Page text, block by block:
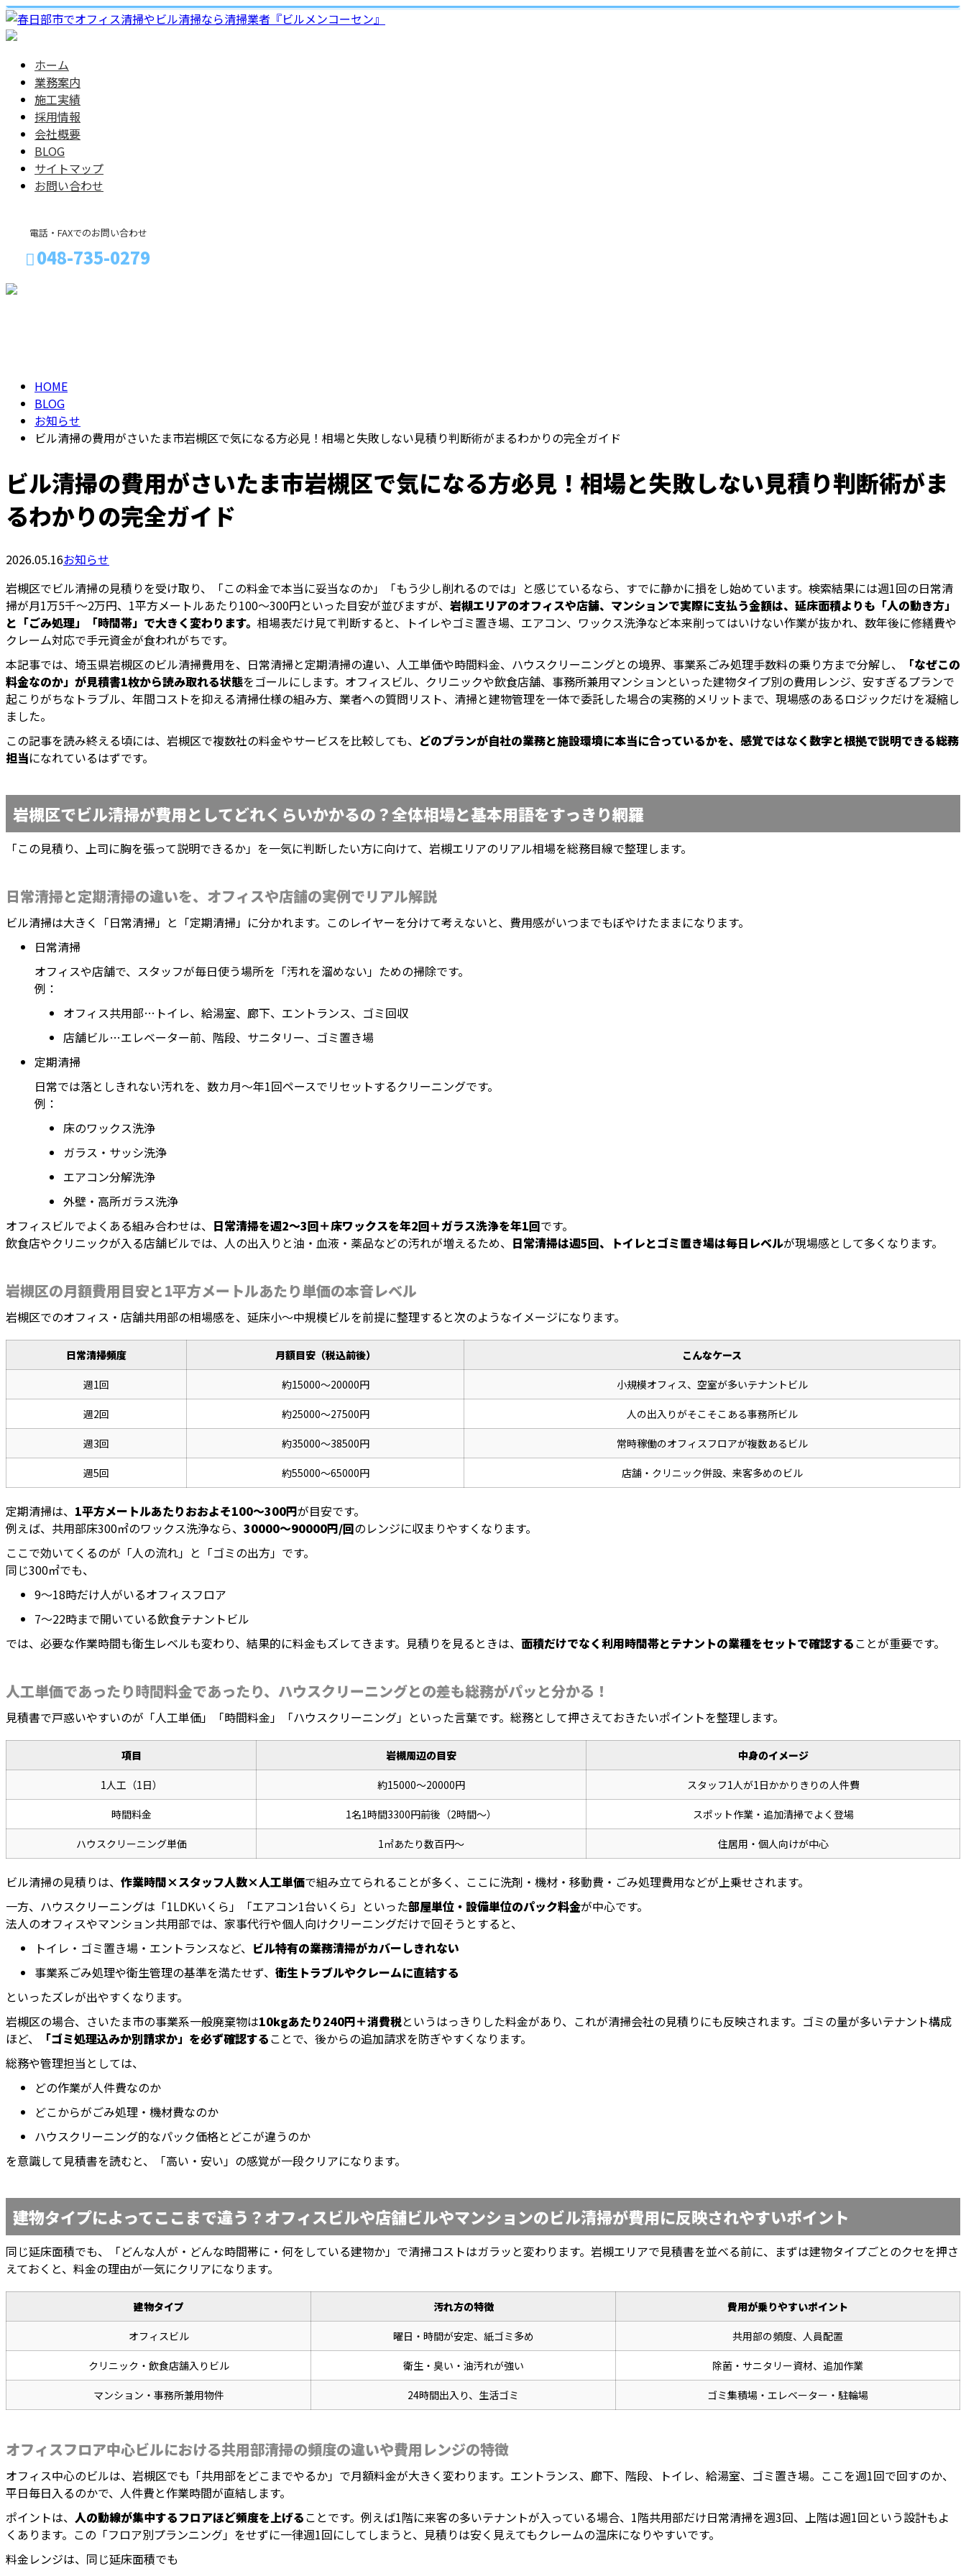
ホーム
業務案内
施工実績
採用情報
会社概要
BLOG
サイトマップ
お問い合わせ
電話・FAXでのお問い合わせ
048-735-0279
HOME
BLOG
お知らせ
ビル清掃の費用がさいたま市岩槻区で気になる方必見！相場と失敗しない見積り判断術がまるわかりの完全ガイド
ビル清掃の費用がさいたま市岩槻区で気になる方必見！相場と失敗しない見積り判断術がま
るわかりの完全ガイド
2026.05.16お知らせ
岩槻区でビル清掃の見積りを受け取り、「この料金で本当に妥当なのか」「もう少し削れるのでは」と感じているなら、すでに静かに損をし始めています。検索結果には週1回の日常清
掃が月1万5千〜2万円、1平方メートルあたり100〜300円といった目安が並びますが、 岩槻エリアのオフィスや店舗、マンションで実際に支払う金額は、延床面積よりも「人の動き方」
と「ごみ処理」「時間帯」で大きく変わります。 相場表だけ見て判断すると、トイレやゴミ置き場、エアコン、ワックス洗浄など本来削ってはいけない作業が抜かれ、数年後に修繕費や
クレーム対応で手元資金が食われがちです。
本記事では、埼玉県岩槻区のビル清掃費用を、日常清掃と定期清掃の違い、人工単価や時間料金、ハウスクリーニングとの境界、事業系ごみ処理手数料の乗り方まで分解し、
「なぜこの
料金なのか」が見積書1枚から読み取れる状態をゴールにします。オフィスビル、クリニックや飲食店舗、事務所兼用マンションといった建物タイプ別の費用レンジ、安すぎるプランで
起こりがちなトラブル、年間コストを抑える清掃仕様の組み方、業者への質問リスト、清掃と建物管理を一体で委託した場合の実務的メリットまで、現場感のあるロジックだけを凝縮し
ました。
この記事を読み終える頃には、岩槻区で複数社の料金やサービスを比較しても、 どのプランが自社の業務と施設環境に本当に合っているかを、感覚ではなく数字と根拠で説明できる総務
担当になれているはずです。
岩槻区でビル清掃が費用としてどれくらいかかるの？全体相場と基本用語をすっきり網羅
「この見積り、上司に胸を張って説明できるか」を一気に判断したい方に向けて、岩槻エリアのリアル相場を総務目線で整理します。
日常清掃と定期清掃の違いを、オフィスや店舗の実例でリアル解説
ビル清掃は大きく「日常清掃」と「定期清掃」に分かれます。このレイヤーを分けて考えないと、費用感がいつまでもぼやけたままになります。
日常清掃
オフィスや店舗で、スタッフが毎日使う場所を「汚れを溜めない」ための掃除です。
例：
オフィス共用部…トイレ、給湯室、廊下、エントランス、ゴミ回収
店舗ビル…エレベーター前、階段、サニタリー、ゴミ置き場
定期清掃
日常では落としきれない汚れを、数カ月〜年1回ペースでリセットするクリーニングです。
例：
床のワックス洗浄
ガラス・サッシ洗浄
エアコン分解洗浄
外壁・高所ガラス洗浄
オフィスビルでよくある組み合わせは、 日常清掃を週2〜3回＋床ワックスを年2回＋ガラス洗浄を年1回です。
飲食店やクリニックが入る店舗ビルでは、人の出入りと油・血液・薬品などの汚れが増えるため、 日常清掃は週5回、トイレとゴミ置き場は毎日レベルが現場感として多くなります。
岩槻区の月額費用目安と1平方メートルあたり単価の本音レベル
岩槻区でのオフィス・店舗共用部の相場感を、延床小〜中規模ビルを前提に整理すると次のようなイメージになります。
日常清掃頻度 月額目安（税込前後） こんなケース
週1回 約15000～20000円 小規模オフィス、空室が多いテナントビル
週2回 約25000～27500円 人の出入りがそこそこある事務所ビル
週3回 約35000～38500円 常時稼働のオフィスフロアが複数あるビル
週5回 約55000～65000円 店舗・クリニック併設、来客多めのビル
定期清掃は、 1平方メートルあたりおおよそ100～300円が目安です。
例えば、共用部床300㎡のワックス洗浄なら、 30000～90000円/回のレンジに収まりやすくなります。
ここで効いてくるのが「人の流れ」と「ゴミの出方」です。
同じ300㎡でも、
9～18時だけ人がいるオフィスフロア
7～22時まで開いている飲食テナントビル
では、必要な作業時間も衛生レベルも変わり、結果的に料金もズレてきます。見積りを見るときは、 面積だけでなく利用時間帯とテナントの業種をセットで確認することが重要です。
人工単価であったり時間料金であったり、ハウスクリーニングとの差も総務がパッと分かる！
見積書で戸惑いやすいのが「人工単価」「時間料金」「ハウスクリーニング」といった言葉です。総務として押さえておきたいポイントを整理します。
項目 岩槻周辺の目安 中身のイメージ
1人工（1日） 約15000～20000円 スタッフ1人が1日かかりきりの人件費
時間料金 1名1時間3300円前後（2時間～） スポット作業・追加清掃でよく登場
ハウスクリーニング単価 1㎡あたり数百円～ 住居用・個人向けが中心
ビル清掃の見積りは、 作業時間×スタッフ人数×人工単価で組み立てられることが多く、ここに洗剤・機材・移動費・ごみ処理費用などが上乗せされます。
一方、ハウスクリーニングは「1LDKいくら」「エアコン1台いくら」といった部屋単位・設備単位のパック料金が中心です。
法人のオフィスやマンション共用部では、家事代行や個人向けクリーニングだけで回そうとすると、
トイレ・ゴミ置き場・エントランスなど、 ビル特有の業務清掃がカバーしきれない
事業系ごみ処理や衛生管理の基準を満たせず、 衛生トラブルやクレームに直結する
といったズレが出やすくなります。
岩槻区の場合、さいたま市の事業系一般廃棄物は10kgあたり240円＋消費税というはっきりした料金があり、これが清掃会社の見積りにも反映されます。ゴミの量が多いテナント構成
ほど、
「ゴミ処理込みか別請求か」を必ず確認することで、後からの追加請求を防ぎやすくなります。
総務や管理担当としては、
どの作業が人件費なのか
どこからがごみ処理・機材費なのか
ハウスクリーニング的なパック価格とどこが違うのか
を意識して見積書を読むと、「高い・安い」の感覚が一段クリアになります。
建物タイプによってここまで違う？オフィスビルや店舗ビルやマンションのビル清掃が費用に反映されやすいポイント
同じ延床面積でも、「どんな人が・どんな時間帯に・何をしている建物か」で清掃コストはガラッと変わります。岩槻エリアで見積書を並べる前に、まずは建物タイプごとのクセを押さ
えておくと、料金の理由が一気にクリアになります。
建物タイプ 汚れ方の特徴 費用が乗りやすいポイント
オフィスビル 曜日・時間が安定、紙ゴミ多め 共用部の頻度、人員配置
クリニック・飲食店舗入りビル 衛生・臭い・油汚れが強い 除菌・サニタリー資材、追加作業
マンション・事務所兼用物件 24時間出入り、生活ゴミ ゴミ集積場・エレベーター・駐輪場
オフィスフロア中心ビルにおける共用部清掃の頻度の違いや費用レンジの特徴
オフィス中心のビルは、岩槻区でも「共用部をどこまでやるか」で月額料金が大きく変わります。エントランス、廊下、階段、トイレ、給湯室、ゴミ置き場。ここを週1回で回すのか、
平日毎日入るのかで、人件費と作業時間が直結します。
ポイントは、 人の動線が集中するフロアほど頻度を上げることです。例えば1階に来客の多いテナントが入っている場合、1階共用部だけ日常清掃を週3回、上階は週1回という設計もよ
くあります。この「フロア別プランニング」をせずに一律週1回にしてしまうと、見積りは安く見えてもクレームの温床になりやすいです。
料金レンジは、同じ延床面積でも